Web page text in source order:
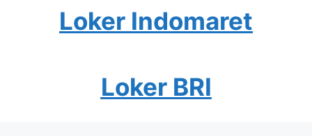
Loker Indomaret
Loker BRI